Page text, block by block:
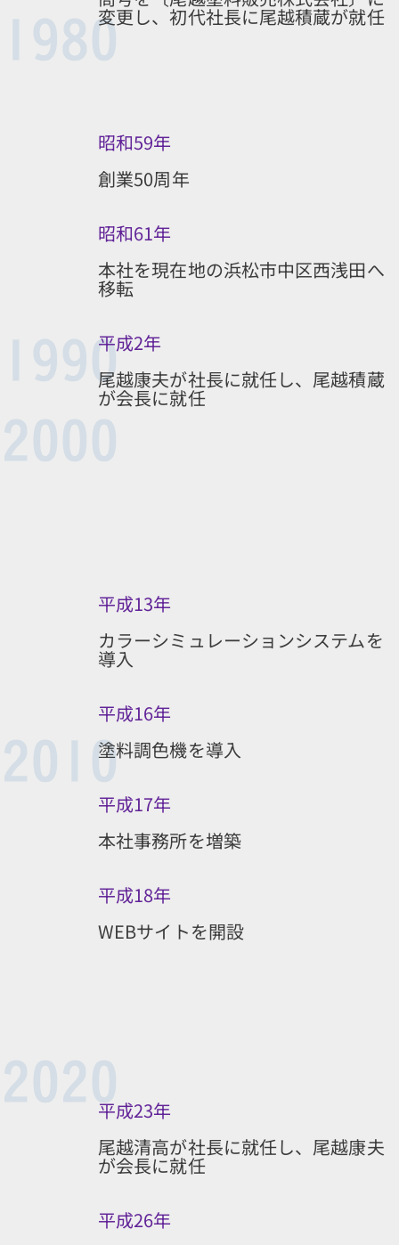
変更し、初代社長に尾越積蔵が就任
昭和59年
創業50周年
昭和61年
本社を現在地の浜松市中区西浅田へ
移転
平成2年
尾越康夫が社長に就任し、尾越積蔵
が会長に就任
平成13年
カラーシミュレーションシステムを
導入
平成16年
塗料調色機を導入
平成17年
本社事務所を増築
平成18年
WEBサイトを開設
平成23年
尾越清高が社長に就任し、尾越康夫
が会長に就任
平成26年